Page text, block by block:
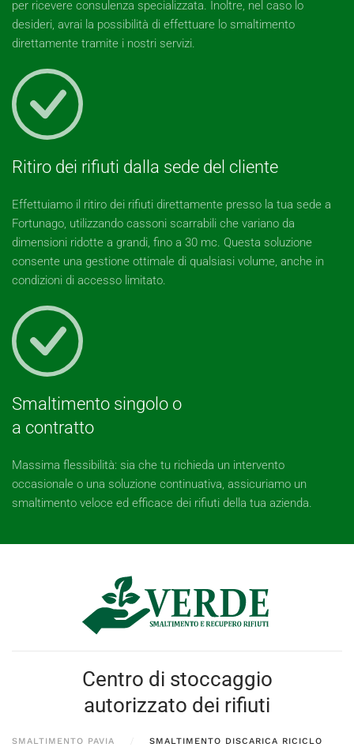
per ricevere consulenza specializzata. Inoltre, nel caso lo
desideri, avrai la possibilità di effettuare lo smaltimento
direttamente tramite i nostri servizi.
Ritiro dei rifiuti dalla sede del cliente
Effettuiamo il ritiro dei rifiuti direttamente presso la tua sede a
Fortunago, utilizzando cassoni scarrabili che variano da
dimensioni ridotte a grandi, fino a 30 mc. Questa soluzione
consente una gestione ottimale di qualsiasi volume, anche in
condizioni di accesso limitato.
Smaltimento singolo o
a contratto
Massima flessibilità: sia che tu richieda un intervento
occasionale o una soluzione continuativa, assicuriamo un
smaltimento veloce ed efficace dei rifiuti della tua azienda.
Centro di stoccaggio
autorizzato dei rifiuti
SMALTIMENTO PAVIA
SMALTIMENTO DISCARICA RICICLO